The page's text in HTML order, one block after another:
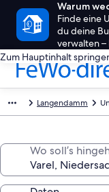
Warum
Finde eine
du deine
verwalten
Zum Hauptinhalt
Langendamm
Wo soll’s